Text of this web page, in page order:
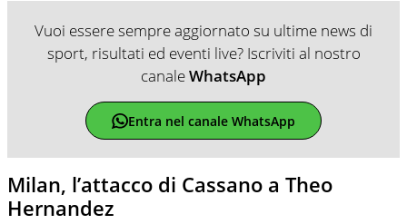
Vuoi essere sempre aggiornato su ultime news di
sport, risultati ed eventi live? Iscriviti al nostro
canaleWhatsApp
Entra nel canale WhatsApp
Milan, l’attacco di Cassano a Theo
Hernandez